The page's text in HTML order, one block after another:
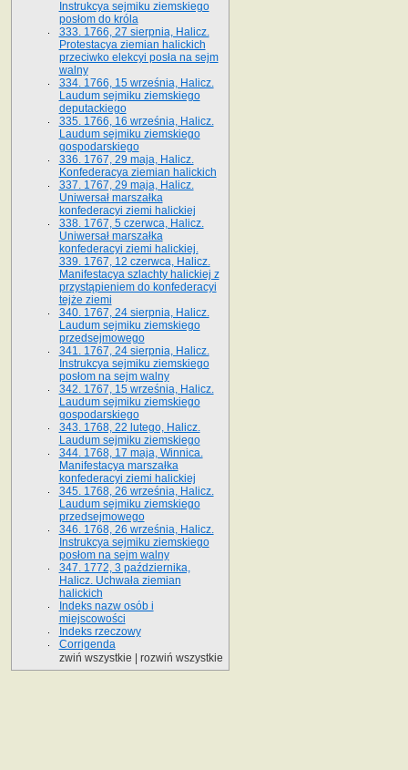
Instrukcya sejmiku ziemskiego
posłom do króla
333. 1766, 27 sierpnia, Halicz.
Protestacya ziemian halickich
przeciwko elekcyi posła na sejm
walny
334. 1766, 15 września, Halicz.
Laudum sejmiku ziemskiego
deputackiego
335. 1766, 16 września, Halicz.
Laudum sejmiku ziemskiego
gospodarskiego
336. 1767, 29 maja, Halicz.
Konfederacya ziemian halickich
337. 1767, 29 maja, Halicz.
Uniwersał marszałka
konfederacyi ziemi halickiej
338. 1767, 5 czerwca, Halicz.
Uniwersał marszałka
konfederacyi ziemi halickiej.
339. 1767, 12 czerwca, Halicz.
Manifestacya szlachty halickiej z
przystąpieniem do konfederacyi
tejże ziemi
340. 1767, 24 sierpnia, Halicz.
Laudum sejmiku ziemskiego
przedsejmowego
341. 1767, 24 sierpnia, Halicz.
Instrukcya sejmiku ziemskiego
posłom na sejm walny
342. 1767, 15 września, Halicz.
Laudum sejmiku ziemskiego
gospodarskiego
343. 1768, 22 lutego, Halicz.
Laudum sejmiku ziemskiego
344. 1768, 17 maja, Winnica.
Manifestacya marszałka
konfederacyi ziemi halickiej
345. 1768, 26 września, Halicz.
Laudum sejmiku ziemskiego
przedsejmowego
346. 1768, 26 września, Halicz.
Instrukcya sejmiku ziemskiego
posłom na sejm walny
347. 1772, 3 października,
Halicz. Uchwała ziemian
halickich
Indeks nazw osób i
miejscowości
Indeks rzeczowy
Corrigenda
zwiń wszystkie
rozwiń wszystkie